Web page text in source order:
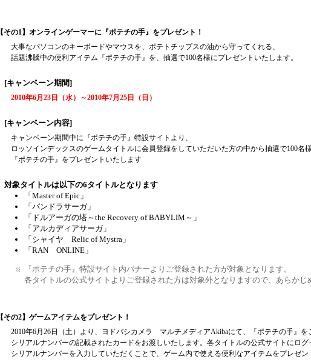
【その1】オンラインゲーマーに『ポテチの手』をプレゼント！
大事なパソコンのキーボードやマウスを、ポテトチップスの油から守ってくれる、
話題沸騰中の便利アイテム『ポテチの手』を、抽選で100名様にプレゼントいたします。
[キャンペーン期間]
2010年6月23日（水）～2010年7月25日（日）
[キャンペーン内容]
キャンペーン期間中に『ポテチの手』特設サイトより、
ロッソインデックスのゲームタイトルに会員登録をしていただいた方の中から抽選で100名様
『ポテチの手』をプレゼントいたします
対象タイトルは以下の6タイトルとなります
「Master of Epic」
「パンドラサーガ」
「ドルアーガの塔～the Recovery of BABYLIM～」
「アルカディアサーガ」
「シャイヤ Relic of Mystra」
「RAN ONLINE」
『ポテチの手』特設サイト内バナーよりご登録された方が対象となります。
各タイトルの公式サイトよりご登録された方は対象外となりますので、あらかじ
【その2】ゲームアイテムをプレゼント！
2010年6月26日（土）より、ヨドバシカメラ マルチメディアAkibaにて、『ポテチの手』を
シリアルナンバーの記載されたカードをお渡しいたします。各タイトルの公式サイトにログ
シリアルナンバーを入力していただくことで、ゲーム内で使える便利なアイテムをプレゼン